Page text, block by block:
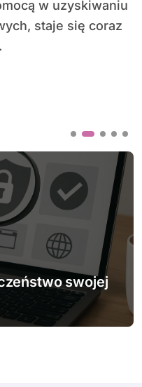
staje się coraz
swojej